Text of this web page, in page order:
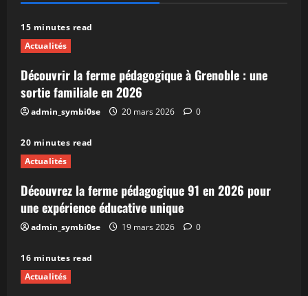
15 minutes read
Actualités
Découvrir la ferme pédagogique à Grenoble : une
sortie familiale en 2026
admin_symbi0se 20 mars 2026 0
20 minutes read
Actualités
Découvrez la ferme pédagogique 91 en 2026 pour
une expérience éducative unique
admin_symbi0se 19 mars 2026 0
16 minutes read
Actualités